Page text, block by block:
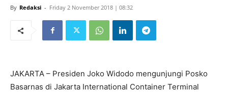
By Redaksi - Friday 2 November 2018 | 08:32
JAKARTA – Presiden Joko Widodo mengunjungi Posko
Basarnas di Jakarta International Container Terminal